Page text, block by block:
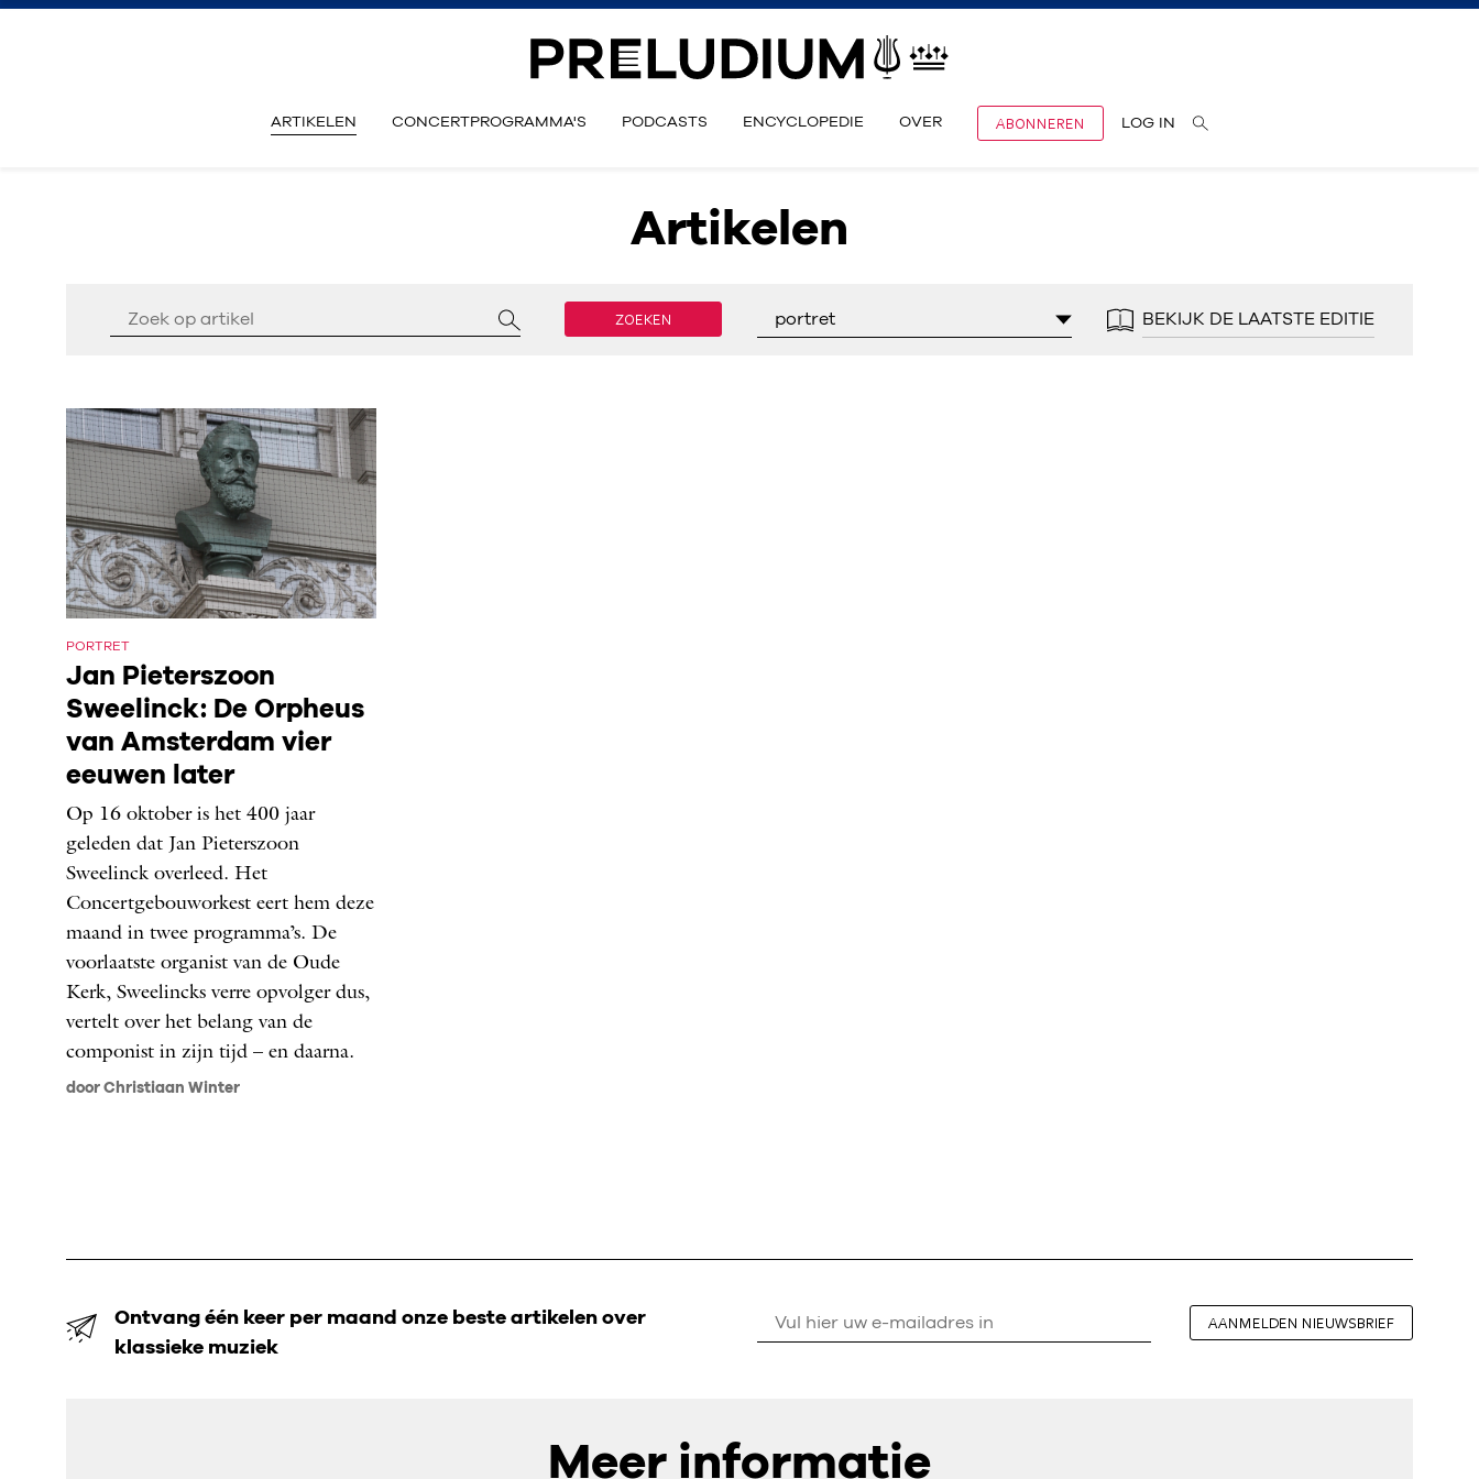
ARTIKELEN CONCERTPROGRAMMA'S PODCASTS ENCYCLOPEDIE OVER ABONNEREN LOG IN
Artikelen
ZOEKEN portret BEKIJK DE LAATSTE EDITIE
PORTRET
Jan Pieterszoon
Sweelinck: De Orpheus
van Amsterdam vier
eeuwen later
Op 16 oktober is het 400 jaar
geleden dat Jan Pieterszoon
Sweelinck overleed. Het
Concertgebouworkest eert hem deze
maand in twee programma’s. De
voorlaatste organist van de Oude
Kerk, Sweelincks verre opvolger dus,
vertelt over het belang van de
componist in zijn tijd – en daarna.
door Christiaan Winter
Ontvang één keer per maand onze beste artikelen over
klassieke muziek
AANMELDEN NIEUWSBRIEF
Meer informatie